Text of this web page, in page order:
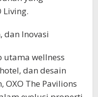
Living.
dan Inovasi
utama wellness
dan desain
OXO The Pavilions